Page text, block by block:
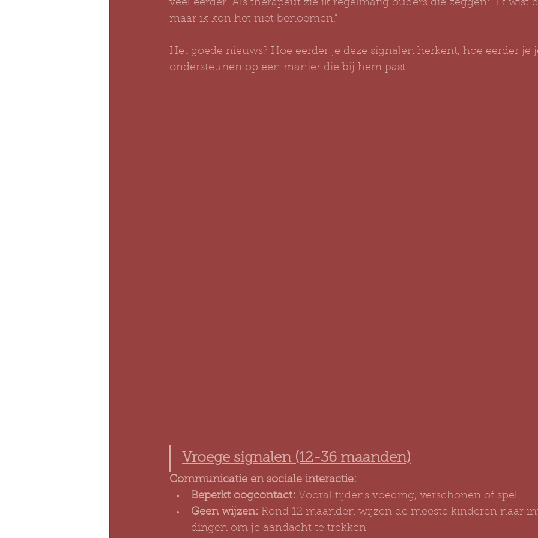
veel eerder. Als therapeut zie ik regelmatig ouders die zeggen: "Ik wist
maar ik kon het niet benoemen."
Het goede nieuws? Hoe eerder je deze signalen herkent, hoe eerder je
ondersteunen op een manier die bij hem past.
Vroege signalen (12-36 maanden)
Communicatie en sociale interactie:
Beperkt oogcontact: Vooral tijdens voeding, verschonen of spel
Geen wijzen: Rond 12 maanden wijzen de meeste kinderen naar
dingen om je aandacht te trekken